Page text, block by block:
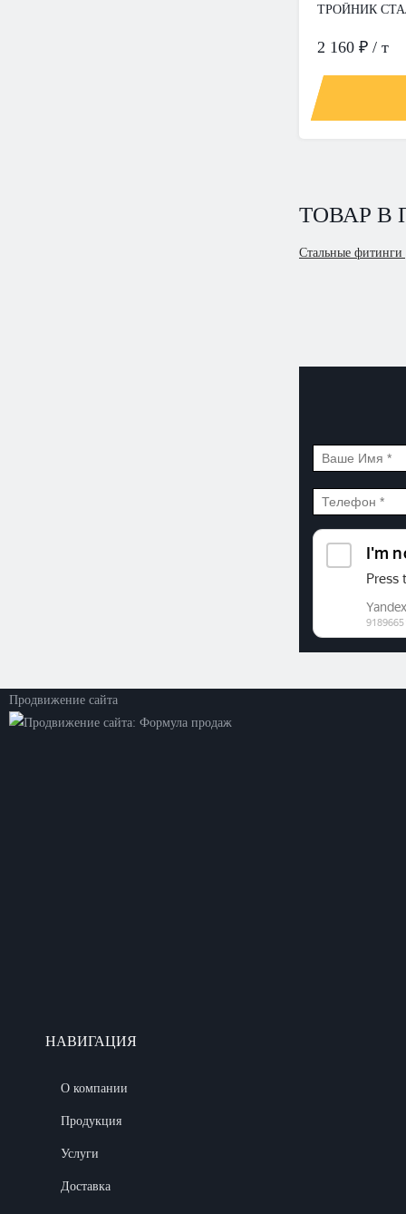
ТРОЙНИК
2 160 ₽ / т
ТОВАР В
Стальные фитинги
Продвижение сайта
НАВИГАЦИЯ
О компании
Продукция
Услуги
Доставка